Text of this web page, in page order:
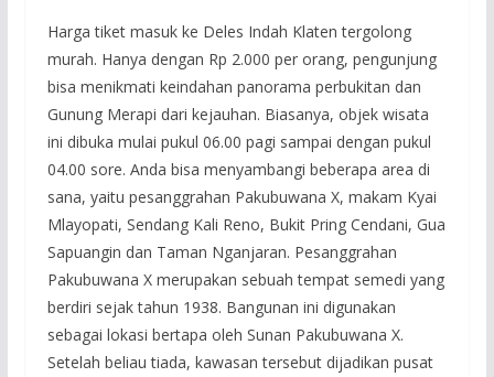
Harga tiket masuk ke Deles Indah Klaten tergolong
murah. Hanya dengan Rp 2.000 per orang, pengunjung
bisa menikmati keindahan panorama perbukitan dan
Gunung Merapi dari kejauhan. Biasanya, objek wisata
ini dibuka mulai pukul 06.00 pagi sampai dengan pukul
04.00 sore. Anda bisa menyambangi beberapa area di
sana, yaitu pesanggrahan Pakubuwana X, makam Kyai
Mlayopati, Sendang Kali Reno, Bukit Pring Cendani, Gua
Sapuangin dan Taman Nganjaran. Pesanggrahan
Pakubuwana X merupakan sebuah tempat semedi yang
berdiri sejak tahun 1938. Bangunan ini digunakan
sebagai lokasi bertapa oleh Sunan Pakubuwana X.
Setelah beliau tiada, kawasan tersebut dijadikan pusat